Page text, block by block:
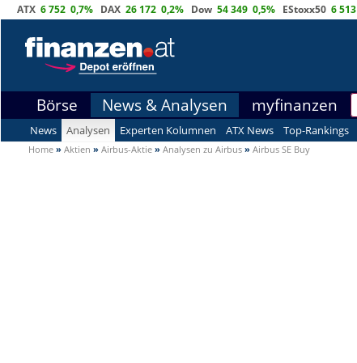
ATX 6 752 0,7% DAX 26 172 0,2% Dow 54 349 0,5% EStoxx50 6 513
Börse News & Analysen myfinanzen
News Analysen Experten Kolumnen ATX News Top-Rankings
Home » Aktien » Airbus-Aktie » Analysen zu Airbus » Airbus SE Buy